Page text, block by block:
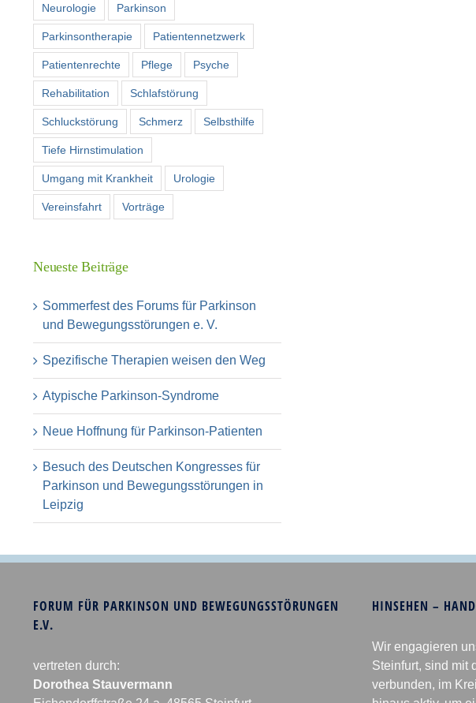
Neurologie Parkinson
Parkinsontherapie Patientennetzwerk
Patientenrechte Pflege Psyche
Rehabilitation Schlafstörung
Schluckstörung Schmerz Selbsthilfe
Tiefe Hirnstimulation
Umgang mit Krankheit Urologie
Vereinsfahrt Vorträge
Neueste Beiträge
Sommerfest des Forums für Parkinson
und Bewegungsstörungen e. V.
Spezifische Therapien weisen den Weg
Atypische Parkinson-Syndrome
Neue Hoffnung für Parkinson-Patienten
Besuch des Deutschen Kongresses für
Parkinson und Bewegungsstörungen in
Leipzig
FORUM FÜR PARKINSON UND BEWEGUNGSSTÖRUNGEN
E.V.
vertreten durch:
Dorothea Stauvermann
HINSEHEN –
Wir engagieren
Steinfurt, sind mit
verbunden, im